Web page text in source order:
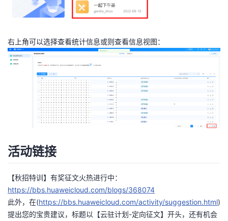
右上角可以选择查看统计信息或则查看信息视图：
活动链接
【秋招特训】有奖征文火热进行中：
https://bbs.huaweicloud.com/blogs/368074
此外，在(https://bbs.huaweicloud.com/activity/suggestion.html)
提出您的宝贵建议，标题以【云驻计划-定向征文】开头，还有机会